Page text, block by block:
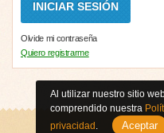
Olvide mi contraseña
Quiero registrarme
Al utilizar nuestro sitio
comprendido nuestra
privacidad . Aceptar